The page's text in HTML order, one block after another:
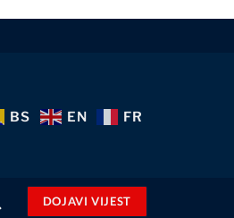
BS EN FR
DOJAVI VIJEST